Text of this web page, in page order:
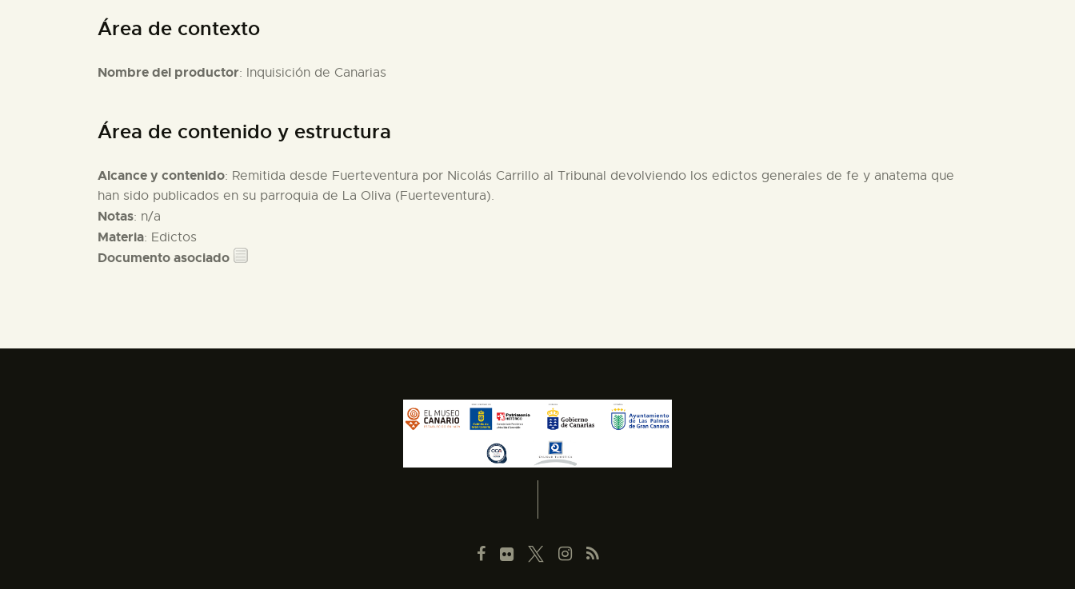
Área de contexto
Nombre del productor: Inquisición de Canarias
Área de contenido y estructura
Alcance y contenido: Remitida desde Fuerteventura por Nicolás Carrillo al Tribunal devolviendo los edictos generales de fe y anatema que
han sido publicados en su parroquia de La Oliva (Fuerteventura).
Notas: n/a
Materia: Edictos
Documento asociado